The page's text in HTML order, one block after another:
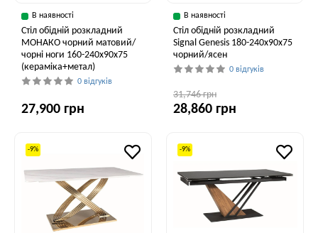
В наявності
Стіл обідній розкладний
МОНАКО чорний матовий/
чорні ноги 160-240x90x75
(кераміка+метал)
0 відгуків
27,900 грн
В наявності
Стіл обідній розкладний
Signal Genesis 180-240x90x75
чорний/ясен
0 відгуків
31,746 грн
28,860 грн
-9% -9%